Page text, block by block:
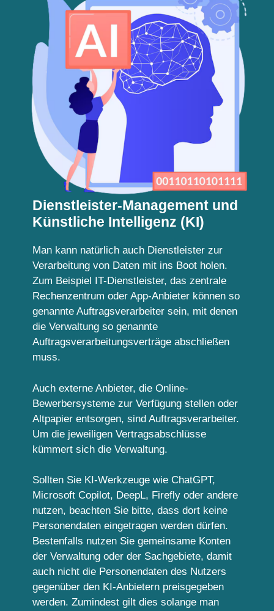
Dienstleister-Management und
Künstliche Intelligenz (KI)
Man kann natürlich auch Dienstleister zur
Verarbeitung von Daten mit ins Boot holen.
Zum Beispiel IT-Dienstleister, das zentrale
Rechenzentrum oder App-Anbieter können so
genannte Auftragsverarbeiter sein, mit denen
die Verwaltung so genannte
Auftragsverarbeitungsverträge abschließen
muss.
Auch externe Anbieter, die Online-
Bewerbersysteme zur Verfügung stellen oder
Altpapier entsorgen, sind Auftragsverarbeiter.
Um die jeweiligen Vertragsabschlüsse
kümmert sich die Verwaltung.
Sollten Sie KI-Werkzeuge wie ChatGPT,
Microsoft Copilot, DeepL, Firefly oder andere
nutzen, beachten Sie bitte, dass dort keine
Personendaten eingetragen werden dürfen.
Bestenfalls nutzen Sie gemeinsame Konten
der Verwaltung oder der Sachgebiete, damit
auch nicht die Personendaten des Nutzers
gegenüber den KI-Anbietern preisgegeben
werden. Zumindest gilt dies solange man